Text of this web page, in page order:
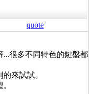
quote
很多不同特色的鍵盤都
來試試。